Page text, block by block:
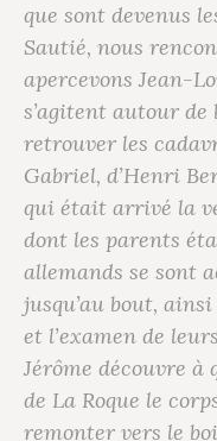
que sont devenus
Sautié, nous
apercevons Jean-
s’agitent autour
retrouver les
Gabriel, d’Henri
qui était arrivé la
dont les parents
allemands se sont
jusqu’au bout,
et l’examen de
Jérôme découvre à
de La Roque le
remonter vers le